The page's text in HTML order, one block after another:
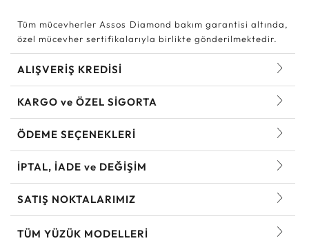
Tüm mücevherler Assos Diamond bakım garantisi altında,
özel mücevher sertifikalarıyla birlikte gönderilmektedir.
ALIŞVERİŞ KREDİSİ
KARGO ve ÖZEL SİGORTA
ÖDEME SEÇENEKLERİ
İPTAL, İADE ve DEĞİŞİM
SATIŞ NOKTALARIMIZ
TÜM YÜZÜK MODELLERI